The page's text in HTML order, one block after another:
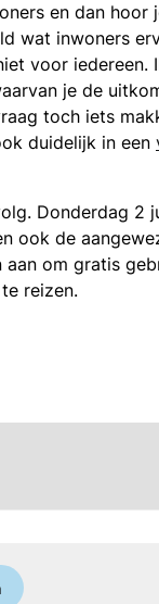
en dan
wat inwoners
voor iedereen.
je de
toch iets
duidelijk in een
Donderdag 2
ook de
om gratis
reizen.